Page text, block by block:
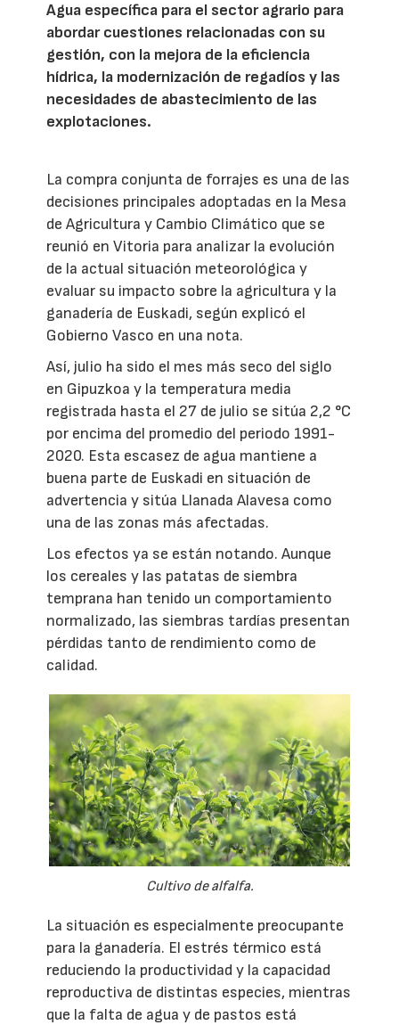
Agua específica para el sector agrario para
abordar cuestiones relacionadas con su
gestión, con la mejora de la eficiencia
hídrica, la modernización de regadíos y las
necesidades de abastecimiento de las
explotaciones.
La compra conjunta de forrajes es una de las
decisiones principales adoptadas en la Mesa
de Agricultura y Cambio Climático que se
reunió en Vitoria para analizar la evolución
de la actual situación meteorológica y
evaluar su impacto sobre la agricultura y la
ganadería de Euskadi, según explicó el
Gobierno Vasco en una nota.
Así, julio ha sido el mes más seco del siglo
en Gipuzkoa y la temperatura media
registrada hasta el 27 de julio se sitúa 2,2 °C
por encima del promedio del periodo 1991-
2020. Esta escasez de agua mantiene a
buena parte de Euskadi en situación de
advertencia y sitúa Llanada Alavesa como
una de las zonas más afectadas.
Los efectos ya se están notando. Aunque
los cereales y las patatas de siembra
temprana han tenido un comportamiento
normalizado, las siembras tardías presentan
pérdidas tanto de rendimiento como de
calidad.
Cultivo de alfalfa.
La situación es especialmente preocupante
para la ganadería. El estrés térmico está
reduciendo la productividad y la capacidad
reproductiva de distintas especies, mientras
que la falta de agua y de pastos está